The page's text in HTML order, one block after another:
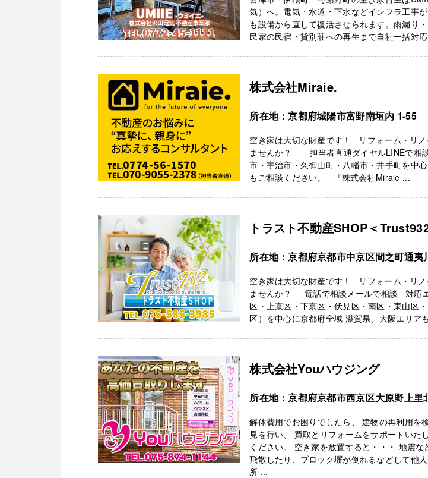
気）へ。電気・水道・下水などインフラ工事
も設備から直して復活させられます。雨漏り
民家の民宿・貸別荘への再生まで自社一括対
株式会社Miraie.
所在地：京都府城陽市富野南垣内 1-55
空き家は大切な財産です！ リフォーム・リ
ませんか？ 担当者直通ダイヤルLINEで相
市・宇治市・久御山町・八幡市・井手町を中
もご相談ください。 『株式会社Miraie ...
トラスト不動産SHOP＜
所在地：京都府京都市中京区間之町通
空き家は大切な財産です！ リフォーム・リ
ませんか？ 電話で相談メールで相談 対応
区・上京区・下京区・伏見区・南区・東山区
区）を中心に京都府全域 滋賀県、大阪エリ
株式会社Youハウジング
所在地：京都府京都市西京区大原野上里
解体費用でお困りでしたら、 建物の再利用
見を行い、 買取とリフォームをサポートいた
ください。 空き家を放置すると・・・ 地震
飛散したり、ブロック塀が倒れるなどして他
所 ...